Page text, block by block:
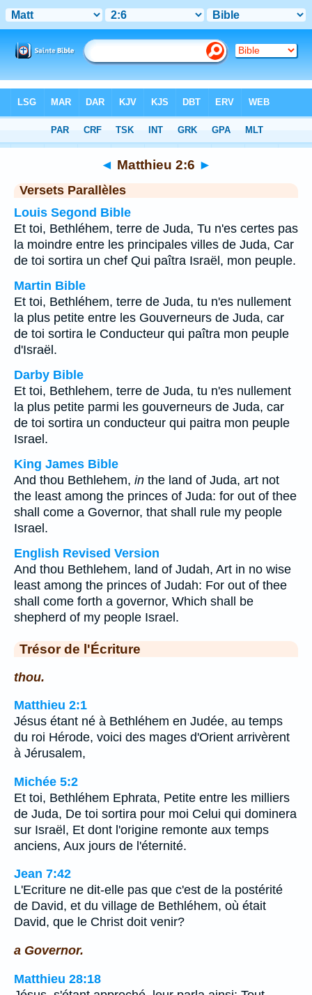
Chapitre 2 > Verset 6
◄ Matthieu 2:6 ►
Versets Parallèles
Louis Segond Bible
Et toi, Bethléhem, terre de Juda, Tu n'es certes pas
la moindre entre les principales villes de Juda, Car
de toi sortira un chef Qui paîtra Israël, mon peuple.
Martin Bible
Et toi, Bethléhem, terre de Juda, tu n'es nullement
la plus petite entre les Gouverneurs de Juda, car
de toi sortira le Conducteur qui paîtra mon peuple
d'Israël.
Darby Bible
Et toi, Bethlehem, terre de Juda, tu n'es nullement
la plus petite parmi les gouverneurs de Juda, car
de toi sortira un conducteur qui paitra mon peuple
Israel.
King James Bible
And thou Bethlehem, in the land of Juda, art not
the least among the princes of Juda: for out of thee
shall come a Governor, that shall rule my people
Israel.
English Revised Version
And thou Bethlehem, land of Judah, Art in no wise
least among the princes of Judah: For out of thee
shall come forth a governor, Which shall be
shepherd of my people Israel.
Trésor de l'Écriture
thou.
Matthieu 2:1
Jésus étant né à Bethléhem en Judée, au temps
du roi Hérode, voici des mages d'Orient arrivèrent
à Jérusalem,
Michée 5:2
Et toi, Bethléhem Ephrata, Petite entre les milliers
de Juda, De toi sortira pour moi Celui qui dominera
sur Israël, Et dont l'origine remonte aux temps
anciens, Aux jours de l'éternité.
Jean 7:42
L'Ecriture ne dit-elle pas que c'est de la postérité
de David, et du village de Bethléhem, où était
David, que le Christ doit venir?
a Governor.
Matthieu 28:18